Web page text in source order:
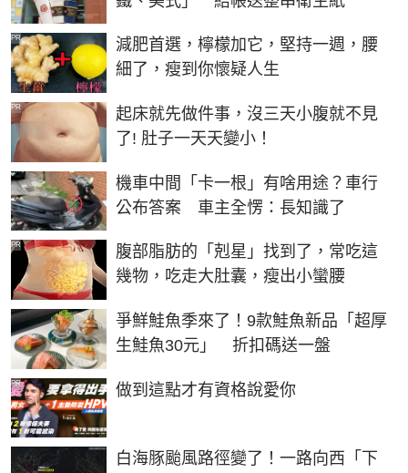
減肥首選，檸檬加它，堅持一週，腰
細了，瘦到你懷疑人生
PR
起床就先做件事，沒三天小腹就不見
了! 肚子一天天變小！
PR
機車中間「卡一根」有啥用途？車行
公布答案 車主全愣：長知識了
腹部脂肪的「剋星」找到了，常吃這
幾物，吃走大肚囊，瘦出小蠻腰
PR
爭鮮鮭魚季來了！9款鮭魚新品「超厚
生鮭魚30元」 折扣碼送一盤
做到這點才有資格說愛你
PR
白海豚颱風路徑變了！一路向西「下